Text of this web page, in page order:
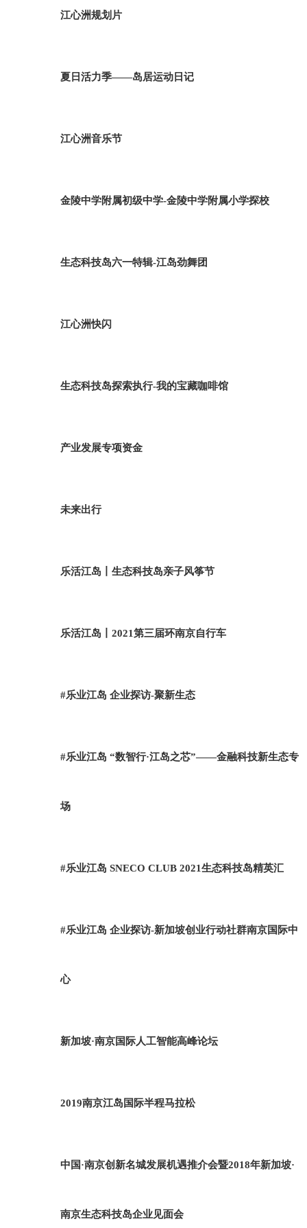
江心洲规划片
夏日活力季——岛居运动日记
江心洲音乐节
金陵中学附属初级中学-金陵中学附属小学探校
生态科技岛六一特辑-江岛劲舞团
江心洲快闪
生态科技岛探索执行-我的宝藏咖啡馆
产业发展专项资金
未来出行
乐活江岛丨生态科技岛亲子风筝节
乐活江岛丨2021第三届环南京自行车
#乐业江岛 企业探访-聚新生态
#乐业江岛 “数智行·江岛之芯”——金融科技新生态专
场
#乐业江岛 SNECO CLUB 2021生态科技岛精英汇
#乐业江岛 企业探访-新加坡创业行动社群南京国际中
心
新加坡·南京国际人工智能高峰论坛
2019南京江岛国际半程马拉松
中国·南京创新名城发展机遇推介会暨2018年新加坡·
南京生态科技岛企业见面会